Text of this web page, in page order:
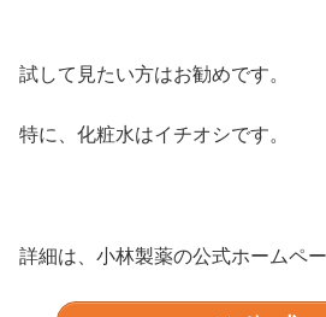
試して見たい方はお勧めです。
特に、化粧水はイチオシです。
詳細は、小林製薬の公式ホームペ